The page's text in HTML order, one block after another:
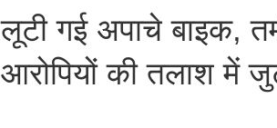
लूटी गई अपाचे बाइक,
आरोपियों की तलाश में